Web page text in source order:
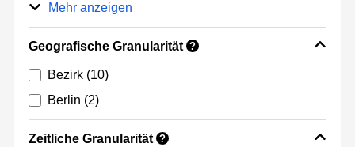
Mehr anzeigen
Geografische Granularität ?
Bezirk (10)
Berlin (2)
Zeitliche Granularität ?